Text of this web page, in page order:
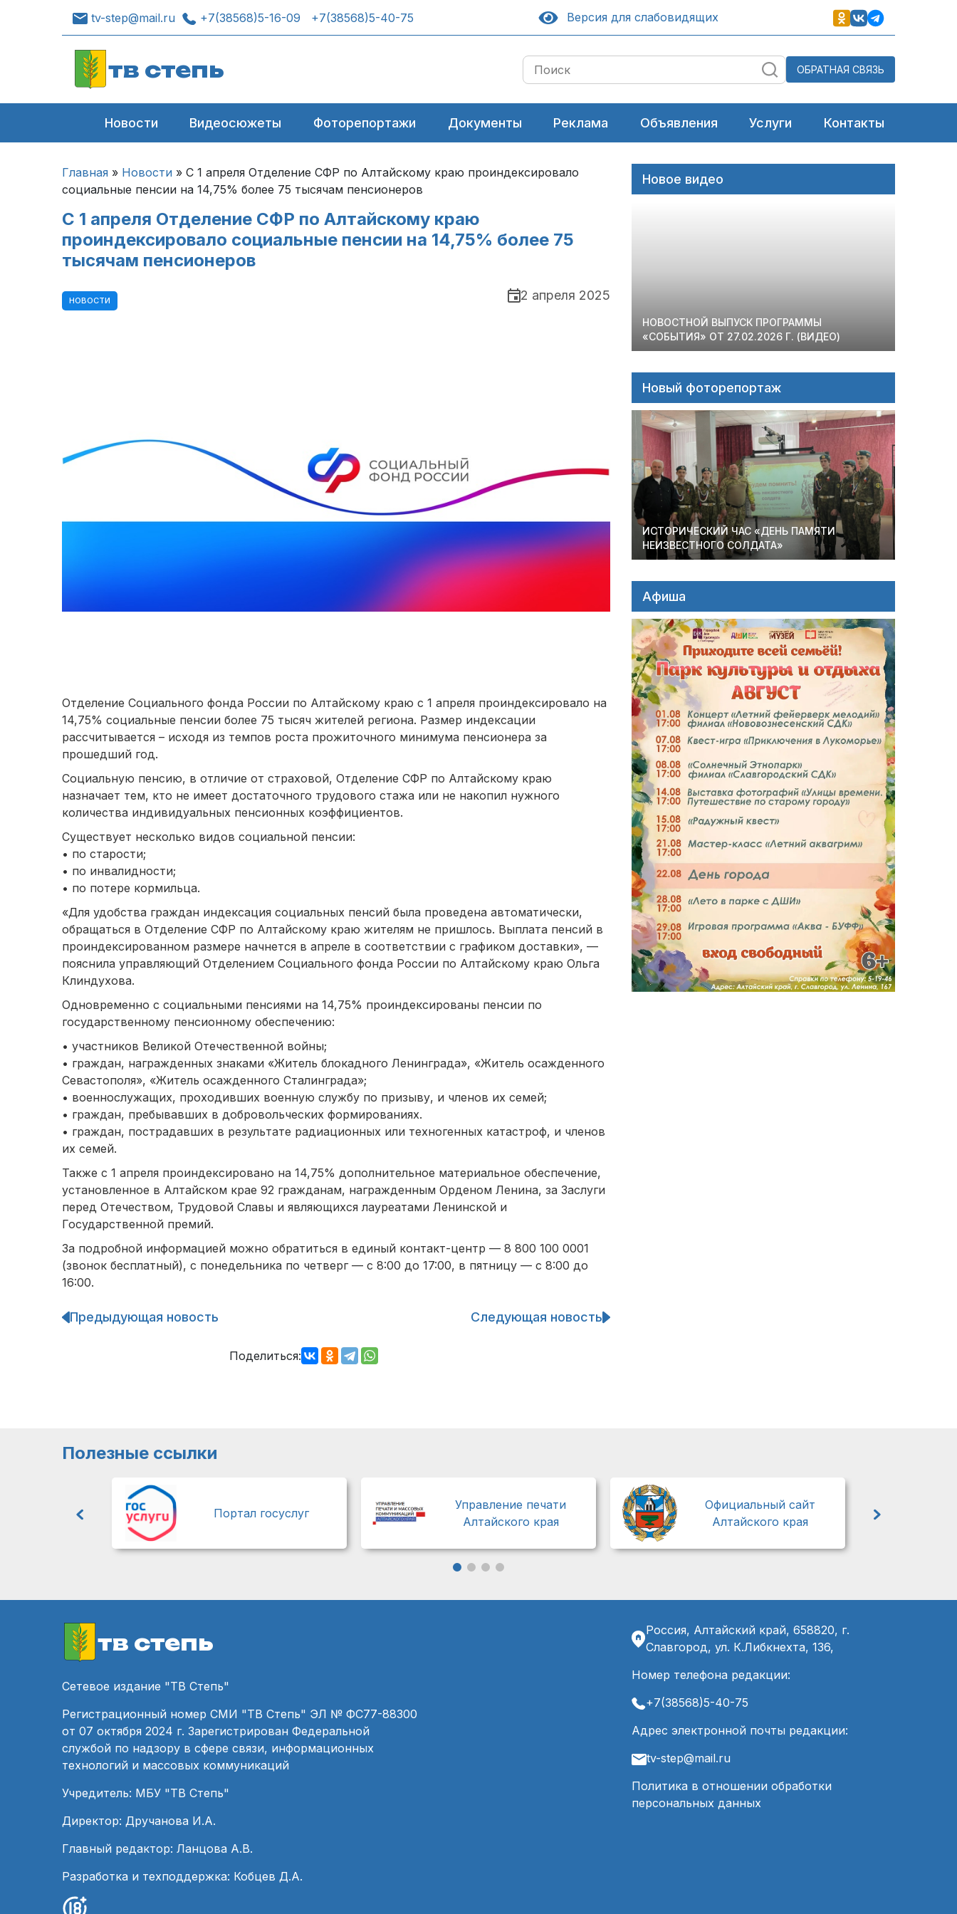
tv-step@mail.ru +7(38568)5-16-09 +7(38568)5-40-75 Версия для слабовидящих
тв степь ОБРАТНАЯ СВЯЗЬ
Новости Видеосюжеты Фоторепортажи Документы Реклама Объявления Услуги Контакты
Главная » Новости » С 1 апреля Отделение СФР по Алтайскому краю проиндексировало
социальные пенсии на 14,75% более 75 тысячам пенсионеров
С 1 апреля Отделение СФР по Алтайскому краю
проиндексировало социальные пенсии на 14,75% более 75
тысячам пенсионеров
НОВОСТИ 2 апреля 2025
Отделение Социального фонда России по Алтайскому краю с 1 апреля проиндексировало на
14,75% социальные пенсии более 75 тысяч жителей региона. Размер индексации
рассчитывается – исходя из темпов роста прожиточного минимума пенсионера за
прошедший год.
Социальную пенсию, в отличие от страховой, Отделение СФР по Алтайскому краю
назначает тем, кто не имеет достаточного трудового стажа или не накопил нужного
количества индивидуальных пенсионных коэффициентов.
Существует несколько видов социальной пенсии:
• по старости;
• по инвалидности;
• по потере кормильца.
«Для удобства граждан индексация социальных пенсий была проведена автоматически,
обращаться в Отделение СФР по Алтайскому краю жителям не пришлось. Выплата пенсий в
проиндексированном размере начнется в апреле в соответствии с графиком доставки», —
пояснила управляющий Отделением Социального фонда России по Алтайскому краю Ольга
Клиндухова.
Одновременно с социальными пенсиями на 14,75% проиндексированы пенсии по
государственному пенсионному обеспечению:
• участников Великой Отечественной войны;
• граждан, награжденных знаками «Житель блокадного Ленинграда», «Житель осажденного
Севастополя», «Житель осажденного Сталинграда»;
• военнослужащих, проходивших военную службу по призыву, и членов их семей;
• граждан, пребывавших в добровольческих формированиях.
• граждан, пострадавших в результате радиационных или техногенных катастроф, и членов
их семей.
Также с 1 апреля проиндексировано на 14,75% дополнительное материальное обеспечение,
установленное в Алтайском крае 92 гражданам, награжденным Орденом Ленина, за Заслуги
перед Отечеством, Трудовой Славы и являющихся лауреатами Ленинской и
Государственной премий.
За подробной информацией можно обратиться в единый контакт-центр — 8 800 100 0001
(звонок бесплатный), с понедельника по четверг — с 8:00 до 17:00, в пятницу — с 8:00 до
16:00.
Навигация
Предыдующая новость Следующая новость
Поделиться:
Новое видео
НОВОСТНОЙ ВЫПУСК ПРОГРАММЫ
«СОБЫТИЯ» ОТ 27.02.2026 Г. (ВИДЕО)
Новый фоторепортаж
ИСТОРИЧЕСКИЙ ЧАС «ДЕНЬ ПАМЯТИ
НЕИЗВЕСТНОГО СОЛДАТА»
Афиша
Полезные ссылки
Портал госуслуг
Управление печати
Алтайского края
Официальный сайт
Алтайского края
тв степь
Сетевое издание "ТВ Степь"
Регистрационный номер СМИ "ТВ Степь" ЭЛ № ФС77-88300
от 07 октября 2024 г. Зарегистрирован Федеральной
службой по надзору в сфере связи, информационных
технологий и массовых коммуникаций
Учредитель: МБУ "ТВ Степь"
Директор: Дручанова И.А.
Главный редактор: Ланцова А.В.
Разработка и техподдержка: Кобцев Д.А.
Россия, Алтайский край, 658820, г.
Славгород, ул. К.Либкнехта, 136,
Номер телефона редакции:
+7(38568)5-40-75
Адрес электронной почты редакции:
tv-step@mail.ru
Политика в отношении обработки
персональных данных